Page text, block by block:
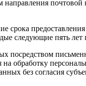
срока
следующие пять
посредством
обработку
без согласия